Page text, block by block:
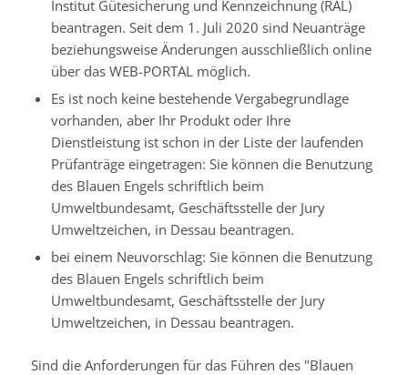
Institut Gütesicherung und Kennzeichnung (RAL)
beantragen. Seit dem 1. Juli 2020 sind Neuanträge
beziehungsweise Änderungen ausschließlich online
über das WEB-PORTAL möglich.
Es ist noch keine bestehende Vergabegrundlage
vorhanden, aber Ihr Produkt oder Ihre
Dienstleistung ist schon in der Liste der laufenden
Prüfanträge eingetragen: Sie können die Benutzung
des Blauen Engels schriftlich beim
Umweltbundesamt, Geschäftsstelle der Jury
Umweltzeichen, in Dessau beantragen.
bei einem Neuvorschlag: Sie können die Benutzung
des Blauen Engels schriftlich beim
Umweltbundesamt, Geschäftsstelle der Jury
Umweltzeichen, in Dessau beantragen.
Sind die Anforderungen für das Führen des "Blauen